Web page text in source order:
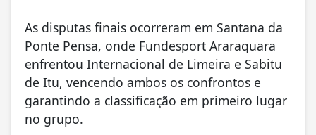
As disputas finais ocorreram em Santana da
Ponte Pensa, onde Fundesport Araraquara
enfrentou Internacional de Limeira e Sabitu
de Itu, vencendo ambos os confrontos e
garantindo a classificação em primeiro lugar
no grupo.